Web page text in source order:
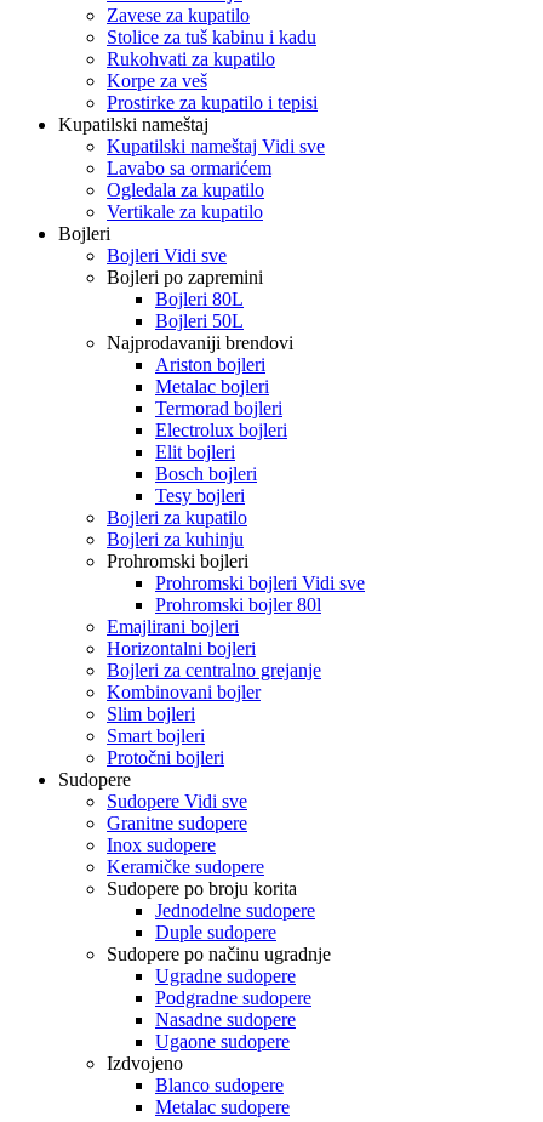
Zavese za kupatilo
Stolice za tuš kabinu i kadu
Rukohvati za kupatilo
Korpe za veš
Prostirke za kupatilo i tepisi
Kupatilski nameštaj
Kupatilski nameštaj Vidi sve
Lavabo sa ormarićem
Ogledala za kupatilo
Vertikale za kupatilo
Bojleri
Bojleri Vidi sve
Bojleri po zapremini
Bojleri 80L
Bojleri 50L
Najprodavaniji brendovi
Ariston bojleri
Metalac bojleri
Termorad bojleri
Electrolux bojleri
Elit bojleri
Bosch bojleri
Tesy bojleri
Bojleri za kupatilo
Bojleri za kuhinju
Prohromski bojleri
Prohromski bojleri Vidi sve
Prohromski bojler 80l
Emajlirani bojleri
Horizontalni bojleri
Bojleri za centralno grejanje
Kombinovani bojler
Slim bojleri
Smart bojleri
Protočni bojleri
Sudopere
Sudopere Vidi sve
Granitne sudopere
Inox sudopere
Keramičke sudopere
Sudopere po broju korita
Jednodelne sudopere
Duple sudopere
Sudopere po načinu ugradnje
Ugradne sudopere
Podgradne sudopere
Nasadne sudopere
Ugaone sudopere
Izdvojeno
Blanco sudopere
Metalac sudopere